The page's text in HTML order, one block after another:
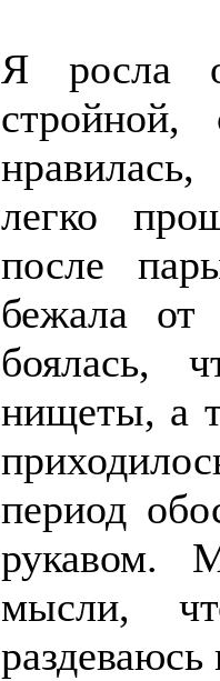
Я росла
легко
после
бежала
боялась,
нищеты, а
период
рукавом.
мысли,